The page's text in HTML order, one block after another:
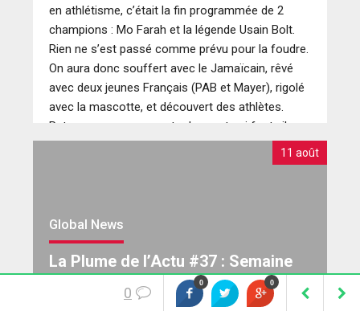
en athlétisme, c’était la fin programmée de 2
champions : Mo Farah et la légende Usain Bolt.
Rien ne s’est passé comme prévu pour la foudre.
On aura donc souffert avec le Jamaïcain, rêvé
avec deux jeunes Français (PAB et Mayer), rigolé
avec la mascotte, et découvert des athlètes.
Retour sur ces moments de sport qui font vibrer.
11 août
Global News
La Plume de l’Actu #37 : Semaine
du 4 au 10 aout 20170 0
0